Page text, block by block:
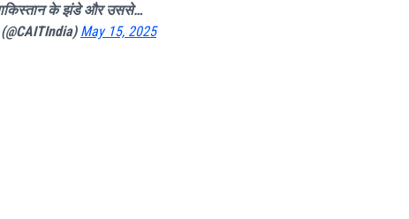
के झंडे और उससे…
May 15, 2025